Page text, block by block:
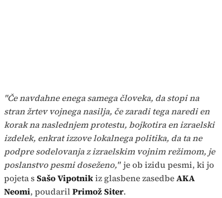
"Če navdahne enega samega človeka, da stopi na
stran žrtev vojnega nasilja, če zaradi tega naredi en
korak na naslednjem protestu, bojkotira en izraelski
izdelek, enkrat izzove lokalnega politika, da ta ne
podpre sodelovanja z izraelskim vojnim režimom, je
poslanstvo pesmi doseženo," je ob izidu pesmi, ki jo
pojeta sSašo Vipotnikiz glasbene zasedbeAKA
Neomi, poudaril Primož Siter.